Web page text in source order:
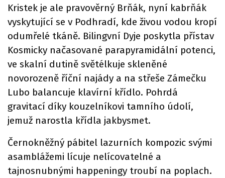
Kristek je ale pravověrný Brňák, nyní kabrňák
vyskytující se v Podhradí, kde živou vodou kropí
odumřelé tkáně. Bilingvní Dyje poskytla přístav
Kosmicky načasované parapyramidální potenci,
ve skalní dutině světélkuje skleněné
novorozeně říční najády a na střeše Zámečku
Lubo balancuje klavírní křídlo. Pohrdá
gravitací díky kouzelníkovi tamního údolí,
jemuž narostla křídla jakbysmet.
Černokněžný pábitel lazurních kompozic svými
asamblážemi lícuje nelícovatelné a
tajnosnubnými happeningy troubí na poplach.